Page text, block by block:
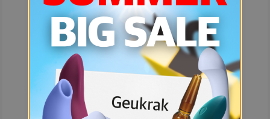
예상치 못한 에러입니다.